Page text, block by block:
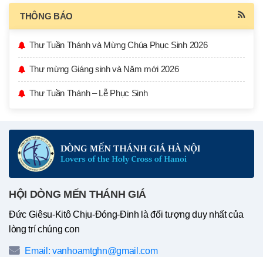
THÔNG BÁO
Thư Tuần Thánh và Mừng Chúa Phục Sinh 2026
Thư mừng Giáng sinh và Năm mới 2026
Thư Tuần Thánh – Lễ Phục Sinh
HỘI DÒNG MẾN THÁNH GIÁ
Đức Giêsu-Kitô Chịu-Đóng-Đinh là đối tượng duy nhất của
lòng trí chúng con
Email: vanhoamtghn@gmail.com